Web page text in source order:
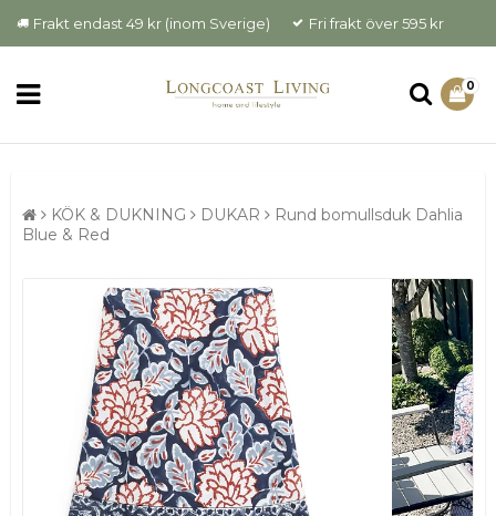
Frakt endast 49 kr (inom Sverige) Fri frakt över 595 kr
0
KÖK & DUKNING DUKAR
Rund bomullsduk Dahlia
Blue & Red